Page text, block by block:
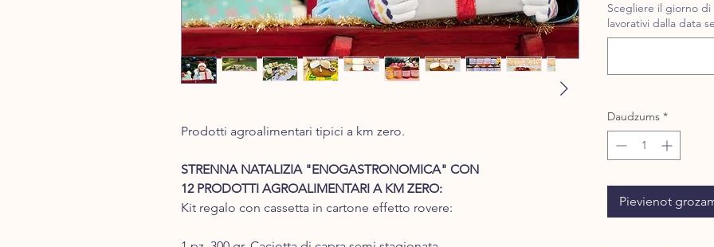
Prodotti agroalimentari tipici a km zero.
STRENNA NATALIZIA "ENOGASTRONOMICA" CON
12 PRODOTTI AGROALIMENTARI A KM ZERO:
Kit regalo con cassetta in cartone effetto rovere:
Scegliere il giorno
lavorativi dalla data
Daudzums *
Pievienot